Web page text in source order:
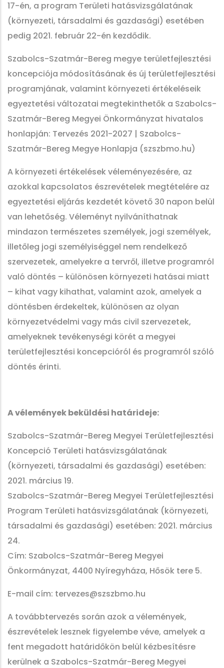
17-én, a program Területi hatásvizsgálatának
(környezeti, társadalmi és gazdasági) esetében
pedig 2021. február 22-én kezdődik.
Szabolcs-Szatmár-Bereg megye területfejlesztési
koncepciója módosításának és új területfejlesztési
programjának, valamint környezeti értékeléseik
egyeztetési változatai megtekinthetők a Szabolcs-
Szatmár-Bereg Megyei Önkormányzat hivatalos
honlapján: Tervezés 2021-2027 | Szabolcs-
Szatmár-Bereg Megye Honlapja (szszbmo.hu)
A környezeti értékelések véleményezésére, az
azokkal kapcsolatos észrevételek megtételére az
egyeztetési eljárás kezdetét követő 30 napon belül
van lehetőség. Véleményt nyilváníthatnak
mindazon természetes személyek, jogi személyek,
illetőleg jogi személyiséggel nem rendelkező
szervezetek, amelyekre a tervről, illetve programról
való döntés – különösen környezeti hatásai miatt
– kihat vagy kihathat, valamint azok, amelyek a
döntésben érdekeltek, különösen az olyan
környezetvédelmi vagy más civil szervezetek,
amelyeknek tevékenységi körét a megyei
területfejlesztési koncepcióról és programról szóló
döntés érinti.
A vélemények beküldési határideje:
Szabolcs-Szatmár-Bereg Megyei Területfejlesztési
Koncepció Területi hatásvizsgálatának
(környezeti, társadalmi és gazdasági) esetében:
2021. március 19.
Szabolcs-Szatmár-Bereg Megyei Területfejlesztési
Program Területi hatásvizsgálatának (környezeti,
társadalmi és gazdasági) esetében: 2021. március
24.
Cím: Szabolcs-Szatmár-Bereg Megyei
Önkormányzat, 4400 Nyíregyháza, Hősök tere 5.
E-mail cím: tervezes@szszbmo.hu
A továbbtervezés során azok a vélemények,
észrevételek lesznek figyelembe véve, amelyek a
fent megadott határidőkön belül kézbesítésre
kerülnek a Szabolcs-Szatmár-Bereg Megyei